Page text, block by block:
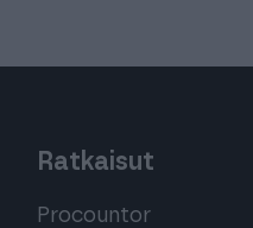
Ratkaisut
Procountor